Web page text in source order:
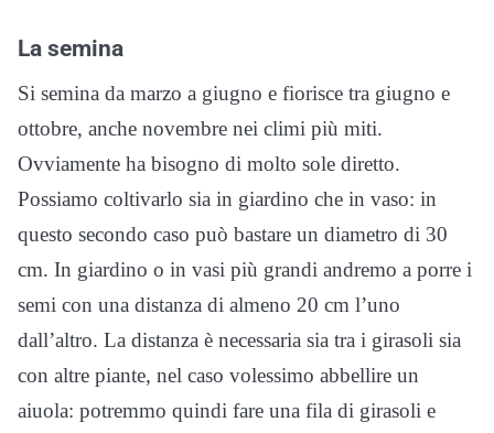
La semina
Si semina da marzo a giugno e fiorisce tra giugno e
ottobre, anche novembre nei climi più miti.
Ovviamente ha bisogno di molto sole diretto.
Possiamo coltivarlo sia in giardino che in vaso: in
questo secondo caso può bastare un diametro di 30
cm. In giardino o in vasi più grandi andremo a porre i
semi con una distanza di almeno 20 cm l’uno
dall’altro. La distanza è necessaria sia tra i girasoli sia
con altre piante, nel caso volessimo abbellire un
aiuola: potremmo quindi fare una fila di girasoli e